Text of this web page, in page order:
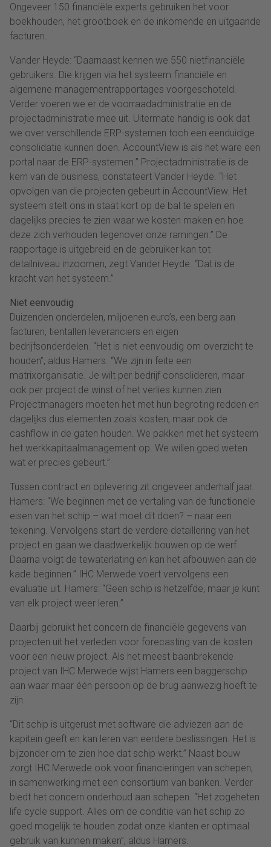
Ongeveer 150 financiële experts gebruiken het voor
boekhouden, het grootboek en de inkomende en uitgaande
facturen.
Vander Heyde: “Daarnaast kennen we 550 nietfinanciële
gebruikers. Die krijgen via het systeem financiële en
algemene managementrapportages voorgeschoteld.
Verder voeren we er de voorraadadministratie en de
projectadministratie mee uit. Uitermate handig is ook dat
we over verschillende ERP-systemen toch een eenduidige
consolidatie kunnen doen. AccountView is als het ware een
portal naar de ERP-systemen.” Projectadministratie is de
kern van de business, constateert Vander Heyde. “Het
opvolgen van die projecten gebeurt in AccountView. Het
systeem stelt ons in staat kort op de bal te spelen en
dagelijks precies te zien waar we kosten maken en hoe
deze zich verhouden tegenover onze ramingen.” De
rapportage is uitgebreid en de gebruiker kan tot
detailniveau inzoomen, zegt Vander Heyde. “Dat is de
kracht van het systeem.”
Niet eenvoudig
Duizenden onderdelen, miljoenen euro’s, een berg aan
facturen, tientallen leveranciers en eigen
bedrijfsonderdelen. “Het is niet eenvoudig om overzicht te
houden”, aldus Hamers. “We zijn in feite een
matrixorganisatie. Je wilt per bedrijf consolideren, maar
ook per project de winst of het verlies kunnen zien.
Projectmanagers moeten het met hun begroting redden en
dagelijks dus elementen zoals kosten, maar ook de
cashflow in de gaten houden. We pakken met het systeem
het werkkapitaalmanagement op. We willen goed weten
wat er precies gebeurt.”
Tussen contract en oplevering zit ongeveer anderhalf jaar.
Hamers: “We beginnen met de vertaling van de functionele
eisen van het schip – wat moet dit doen? – naar een
tekening. Vervolgens start de verdere detaillering van het
project en gaan we daadwerkelijk bouwen op de werf.
Daarna volgt de tewaterlating en kan het afbouwen aan de
kade beginnen.” IHC Merwede voert vervolgens een
evaluatie uit. Hamers: “Geen schip is hetzelfde, maar je kunt
van elk project weer leren.”
Daarbij gebruikt het concern de financiële gegevens van
projecten uit het verleden voor forecasting van de kosten
voor een nieuw project. Als het meest baanbrekende
project van IHC Merwede wijst Hamers een baggerschip
aan waar maar één persoon op de brug aanwezig hoeft te
zijn.
“Dit schip is uitgerust met software die adviezen aan de
kapitein geeft en kan leren van eerdere beslissingen. Het is
bijzonder om te zien hoe dat schip werkt.” Naast bouw
zorgt IHC Merwede ook voor financieringen van schepen,
in samenwerking met een consortium van banken. Verder
biedt het concern onderhoud aan schepen. “Het zogeheten
life cycle support. Alles om de conditie van het schip zo
goed mogelijk te houden zodat onze klanten er optimaal
gebruik van kunnen maken”, aldus Hamers.